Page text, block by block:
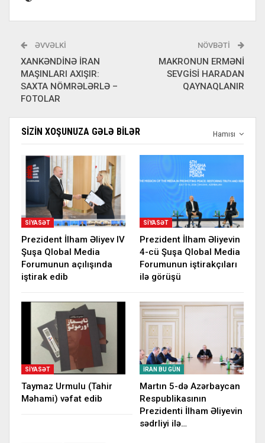
ƏVVƏLKI
XANKƏNDİNƏ İRAN
MAŞINLARI AXIŞIR:
SAXTA NÖMRƏLƏRLƏ –
FOTOLAR
NÖVBƏTI
MAKRONUN ERMƏNİ
SEVGİSİ HARADAN
QAYNAQLANIR
Hamısı
SIZIN XOŞUNUZA GƏLƏ BILƏR
SIYASƏT
Prezident İlham Əliyev IV
Şuşa Qlobal Media
Forumunun açılışında
iştirak edib
SIYASƏT
Prezident İlham Əliyevin
4-cü Şuşa Qlobal Media
Forumunun iştirakçıları
ilə görüşü
SIYASƏT
Taymaz Urmulu (Tahir
Məhami) vəfat edib
İRAN BU GÜN
Martın 5-də Azərbaycan
Respublikasının
Prezidenti İlham Əliyevin
sədrliyi ilə…